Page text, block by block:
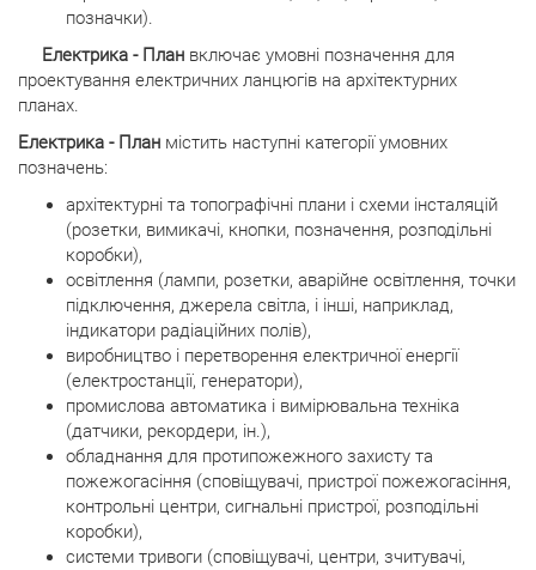
позначки).
Електрика - План включає умовні позначення для
проектування електричних ланцюгів на архітектурних
планах.
Електрика - План містить наступні категорії умовних
позначень:
архітектурні та топографічні плани і схеми інсталяцій
(розетки, вимикачі, кнопки, позначення, розподільні
коробки),
освітлення (лампи, розетки, аварійне освітлення, точки
підключення, джерела світла, і інші, наприклад,
індикатори радіаційних полів),
виробництво і перетворення електричної енергії
(електростанції, генератори),
промислова автоматика і вимірювальна техніка
(датчики, рекордери, ін.),
обладнання для протипожежного захисту та
пожежогасіння (сповіщувачі, пристрої пожежогасіння,
контрольні центри, сигнальні пристрої, розподільні
коробки),
системи тривоги (сповіщувачі, центри, зчитувачі,